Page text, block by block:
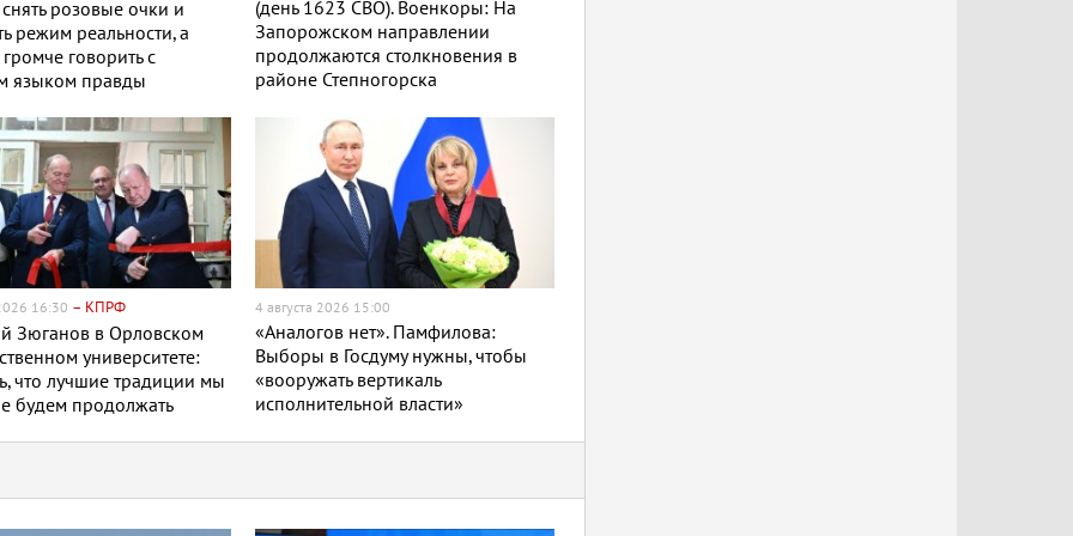
розовые очки и
режим реальности, а
говорить с
языком правды
(день 1623 СВО). Военкоры: На
Запорожском направлении
продолжаются столкновения в
районе Степногорска
16:30 – КПРФ
Зюганов в Орловском
университете:
что лучшие традиции мы
будем продолжать
4 августа 2026 15:00
«Аналогов нет». Памфилова:
Выборы в Госдуму нужны, чтобы
«вооружать вертикаль
исполнительной власти»